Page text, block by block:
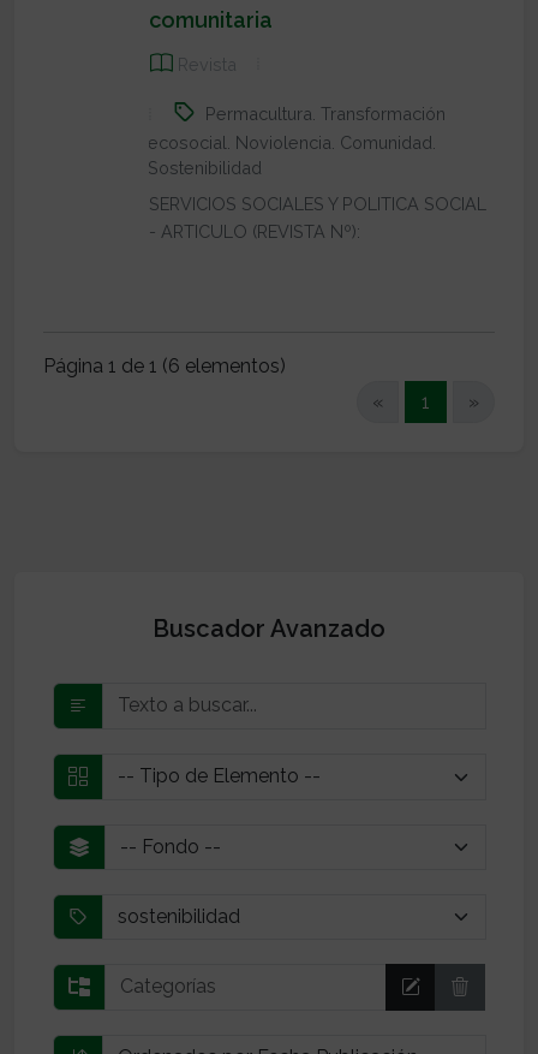
comunitaria
Revista
Permacultura. Transformación
ecosocial. Noviolencia. Comunidad.
Sostenibilidad
SERVICIOS SOCIALES Y POLITICA SOCIAL
- ARTICULO (REVISTA Nº):
Página 1 de 1 (6 elementos)
«
1 (current)
»
Buscador Avanzado